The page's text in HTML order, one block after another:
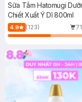
Sữa Tắm Hatomugi
Chiết Xuất Ý Dĩ 800ml
4.9 (123)